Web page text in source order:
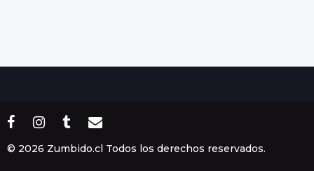
© 2026 Zumbido.cl Todos los derechos reservados.